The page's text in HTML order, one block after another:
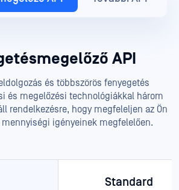
API
és többszörös fenyegetés
és megelőzési technológiákkal három
rendelkezésre, hogy megfeleljen az Ön
igényeinek megfelelően.
Standard